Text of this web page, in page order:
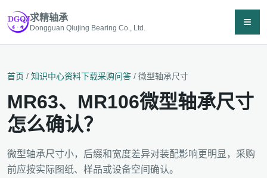
求精轴承
Dongguan Qiujing Bearing Co., Ltd. ≡
首页 / 知识中心资料下载采购问答 / 微型轴承尺寸
MR63、MR106微型轴承尺寸
怎么确认？
微型轴承尺寸小，后缀和宽度差异对装配影响更明显，采购
前应按实际图纸、样品或设备空间确认。